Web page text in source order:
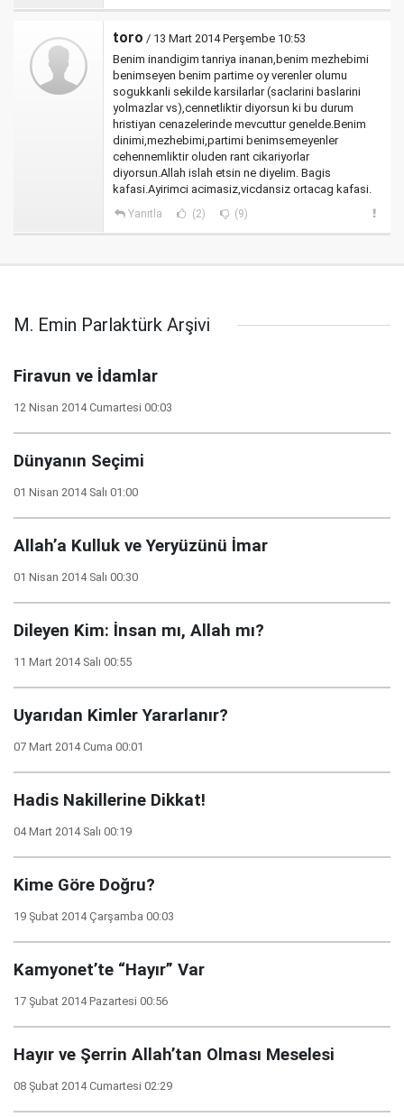
toro / 13 Mart 2014 Perşembe 10:53
Benim inandigim tanriya inanan,benim mezhebimi
benimseyen benim partime oy verenler olumu
sogukkanli sekilde karsilarlar (saclarini baslarini
yolmazlar vs),cennetliktir diyorsun ki bu durum
hristiyan cenazelerinde mevcuttur genelde.Benim
dinimi,mezhebimi,partimi benimsemeyenler
cehennemliktir oluden rant cikariyorlar
diyorsun.Allah islah etsin ne diyelim. Bagis
kafasi.Ayirimci acimasiz,vicdansiz ortacag kafasi.
Yanıtla (2) (9)
M. Emin Parlaktürk Arşivi
Firavun ve İdamlar
12 Nisan 2014 Cumartesi 00:03
Dünyanın Seçimi
01 Nisan 2014 Salı 01:00
Allah’a Kulluk ve Yeryüzünü İmar
01 Nisan 2014 Salı 00:30
Dileyen Kim: İnsan mı, Allah mı?
11 Mart 2014 Salı 00:55
Uyarıdan Kimler Yararlanır?
07 Mart 2014 Cuma 00:01
Hadis Nakillerine Dikkat!
04 Mart 2014 Salı 00:19
Kime Göre Doğru?
19 Şubat 2014 Çarşamba 00:03
Kamyonet’te “Hayır” Var
17 Şubat 2014 Pazartesi 00:56
Hayır ve Şerrin Allah’tan Olması Meselesi
08 Şubat 2014 Cumartesi 02:29